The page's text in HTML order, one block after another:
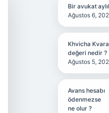
Bir avukat
Ağustos 6,
Khvicha
değeri nedir ?
Ağustos 5,
Avans hesabı
ödenmezse
ne olur ?